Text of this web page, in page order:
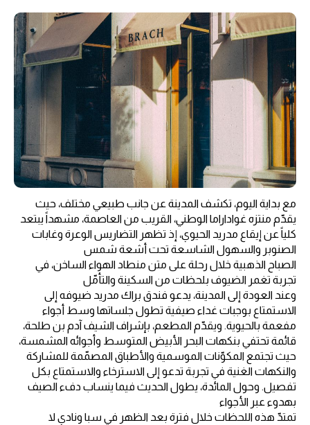
مع بداية اليوم، تكشف المدينة عن جانب طبيعي مختلف، حيث
يقدّم منتزه غواداراما الوطني، القريب من العاصمة، مشهداً يبتعد
كلياً عن إيقاع مدريد الحيوي، إذ تظهر التضاريس الوعرة وغابات
الصنوبر والسهول الشاسعة تحت أشعة شمس
الصباح الذهبية خلال رحلة على متن منطاد الهواء الساخن، في
تجربة تغمر الضيوف بلحظات من السكينة والتأمّل
وعند العودة إلى المدينة، يدعو فندق براك مدريد ضيوفه إلى
الاستمتاع بوجبات غداء صيفية تطول جلساتها وسط أجواء
مفعمة بالحيوية. ويقدّم المطعم، بإشراف الشيف آدم بن طلحة،
قائمة تحتفي بنكهات البحر الأبيض المتوسط وأجوائه المشمسة،
حيث تجتمع المكوّنات الموسمية والأطباق المصمّمة للمشاركة
والنكهات الغنية في تجربة تدعو إلى الاسترخاء والاستمتاع بكل
تفصيل. وحول المائدة، يطول الحديث فيما ينساب دفء الصيف
بهدوء عبر الأجواء
تمتدّ هذه اللحظات خلال فترة بعد الظهر في سبا ونادي لا